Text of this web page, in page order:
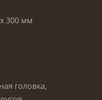
300 мм
головка,